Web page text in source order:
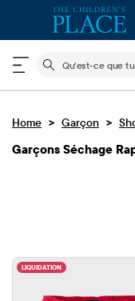
Le champ
Home > Garçon >
Garçons Séchage
LIQUIDATION